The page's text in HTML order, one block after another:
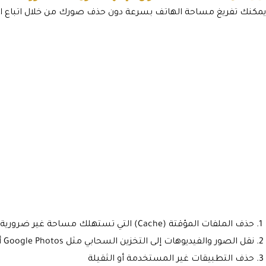
يمكنك تفريغ مساحة الهاتف بسرعة دون حذف صورك من خلال اتباع
حذف الملفات المؤقتة (Cache) التي تستهلك مساحة غير ضرورية
نقل الصور والفيديوهات إلى التخزين السحابي مثل Google Photos أو iCloud
حذف التطبيقات غير المستخدمة أو الثقيلة